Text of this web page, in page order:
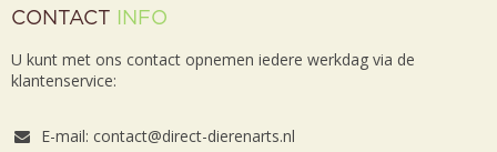
CONTACT INFO
U kunt met ons contact opnemen iedere werkdag via de
klantenservice:
E-mail: contact@direct-dierenarts.nl